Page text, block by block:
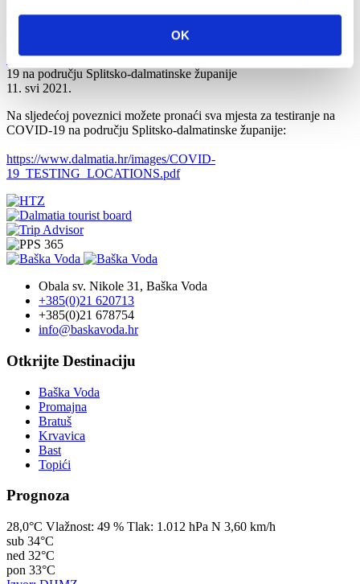
OK
području Splitsko-dalmatinske županije
Početna Info Turističke informacije Mjesta za testiranje na COVID-
19 na području Splitsko-dalmatinske županije
11. svi 2021.
Na sljedećoj poveznici možete pronaći sva mjesta za testiranje na
COVID-19 na području Splitsko-dalmatinske županije:
https://www.dalmatia.hr/images/COVID-
19_TESTING_LOCATIONS.pdf
Obala sv. Nikole 31, Baška Voda
+385(0)21 620713
+385(0)21 678754
info@baskavoda.hr
Otkrijte Destinaciju
Baška Voda
Promajna
Bratuš
Krvavica
Bast
Topići
Prognoza
28,0°C Vlažnost: 49 % Tlak: 1.012 hPa N 3,60 km/h
sub 34°C
ned 32°C
pon 33°C